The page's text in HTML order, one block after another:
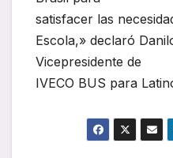
satisfacer las
Escola,» declaró
Vicepresidente de
IVECO BUS para